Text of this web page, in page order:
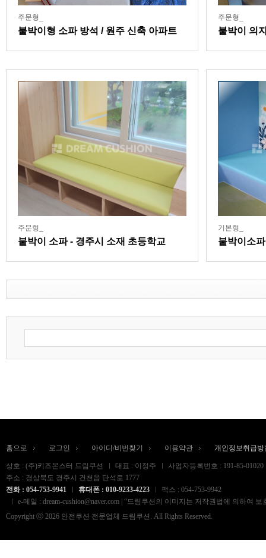
주문형_
붙박이형 소파 방석 / 원주 신축 아파트
주문형_
붙박이 의
주문형_
붙박이 소파 - 경주시 소재 초등학교
기본형_
붙박이소
홈으로 로그인 아이디/비번찾기 이용약관 개인정보취급방
상호 : (주)키즈몬스터 드림쿠션 대표 : 이정주
사업자등록번호 : 191-85-01020
주소 : 경상북도 경주시 건천읍 단석로 1777
전화 : 054-753-9941
휴대폰 : 010-9233-4223
팩스 : 054-753-9942
e-메일 : dream-cushion@naver.com | “드림쿠션의 이미지는 저작권법에 의하
Copyright ⓒ 2026 안전쿠션 전문업체 드림쿠션. All Rights Reserved.